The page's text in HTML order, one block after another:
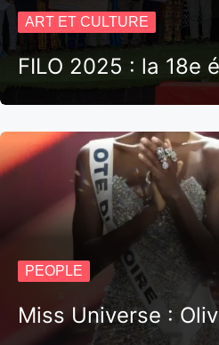
ART ET CULTURE
FILO 2025 : la 18e
PEOPLE
Miss Universe :